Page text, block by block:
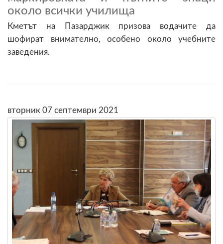
около всички училища
Кметът на Пазарджик призова водачите да
шофират внимателно, особено около учебните
заведения.
вторник 07 септември 2021